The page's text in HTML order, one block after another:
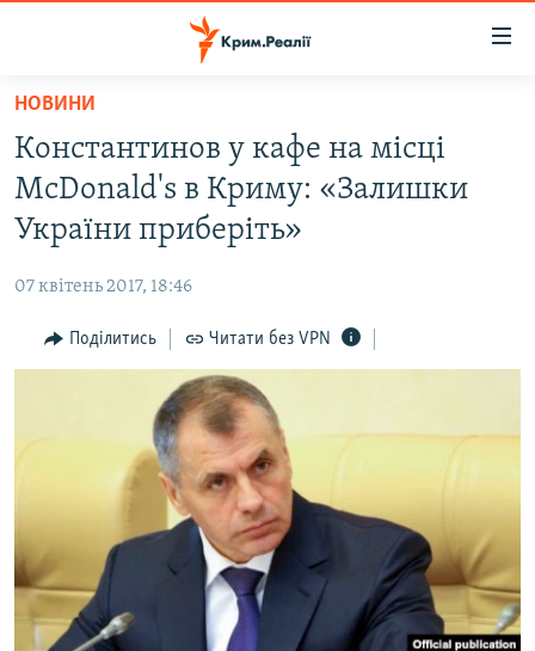
Перейти
основного
матеріалу
Перейти
до
основної
Перейти
до
ВОДА.КРИМ
ВІДЕО ТА ФОТО
БЛОГИ
ПОГЛЯД
СПЕЦПРОЕКТИ
ВІДЕОУРОКИ «ELIFBE»
СВІДЧЕННЯ ОКУПАЦІЇ
УКРАЇНСЬКА ПРОБЛЕМА КРИМУ
ЯК ОБІЙТИ БЛОКУВАННЯ
Русский
Qırımtatar
НОВИНИ
Константинов у кафе на місці
McDonald's в Криму: «Залишки
України приберіть»
07 квітень 2017, 18:46
Поділитись Читати без VPN